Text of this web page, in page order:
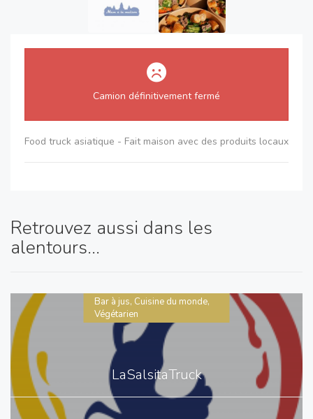
Camion définitivement fermé
Food truck asiatique - Fait maison avec des produits locaux
Retrouvez aussi dans les
alentours...
LaSalsitaTruck
Bar à jus, Cuisine du monde,
Végétarien